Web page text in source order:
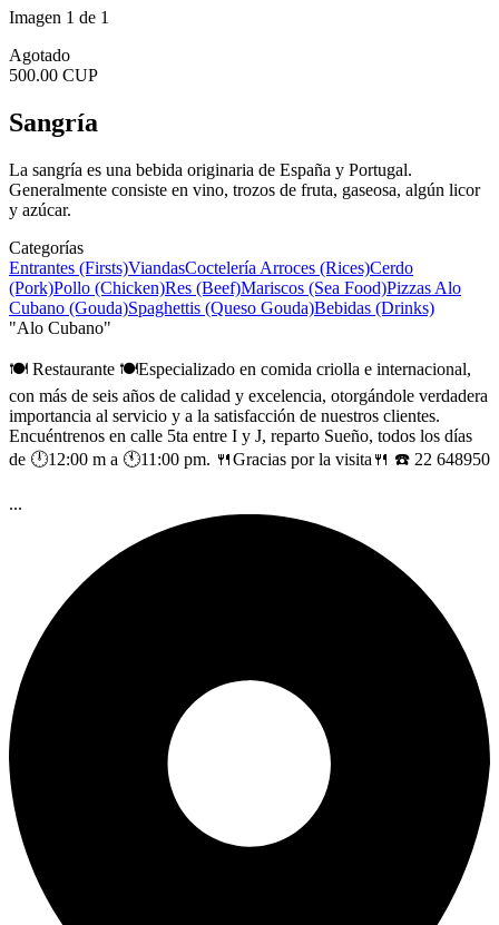
Imagen 1 de 1
Agotado
500.00 CUP
Sangría
La sangría es una bebida originaria de España y Portugal.
Generalmente consiste en vino, trozos de fruta, gaseosa, algún licor
y azúcar.
Categorías
Entrantes (Firsts)ViandasCoctelería Arroces (Rices)Cerdo
(Pork)Pollo (Chicken)Res (Beef)Mariscos (Sea Food)Pizzas Alo
Cubano (Gouda)Spaghettis (Queso Gouda)Bebidas (Drinks)
"Alo Cubano"
🍽 Restaurante 🍽Especializado en comida criolla e internacional,
con más de seis años de calidad y excelencia, otorgándole verdadera
importancia al servicio y a la satisfacción de nuestros clientes.
Encuéntrenos en calle 5ta entre I y J, reparto Sueño, todos los días
de 🕛12:00 m a 🕚11:00 pm. 🍴Gracias por la visita🍴 ☎️ 22 648950
...